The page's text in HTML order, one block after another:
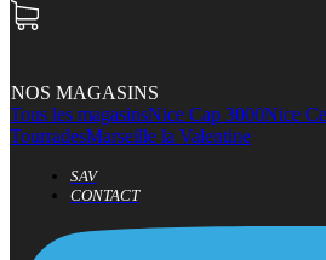
NOS MAGASINS
Tous les magasinsNice Cap 3000Nice
TourradesMarseille la Valentine
SAV
CONTACT